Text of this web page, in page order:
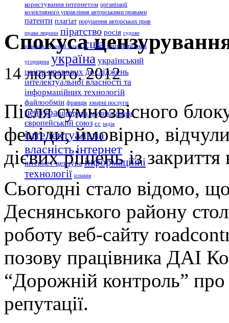
користування інтернетом організації
колективного управління авторськими правами
патенти плагіат порушення авторських прав
права людини піратство росія судове
рішення судовий позов сша торговий знак
угорщина україна український
центр правових досліджень
інтелектуальної власності та
інформаційних технологій
файлообмін франція хмарні послуги
цензура цифрова музика швеція
європейський союз єс індія
інтелектуальна
власністьінтернет
інтернет-цензура інформаційні
технології іспанія
Спокуса
14 лютого, 2012
Після сумнозвісного
феміди, ймовірно,
дієвих рішень із
Сьогодні стало відомо,
Деснянського району
роботу веб-сайту
позову працівника ДАІ
“Дорожній контроль” про
репутації.